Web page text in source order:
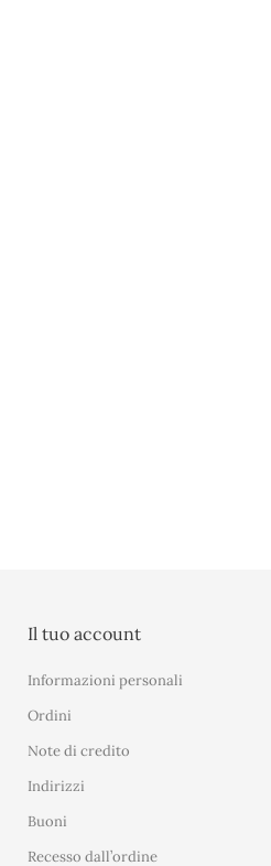
Il tuo account
Informazioni personali
Ordini
Note di credito
Indirizzi
Buoni
Recesso dall’ordine